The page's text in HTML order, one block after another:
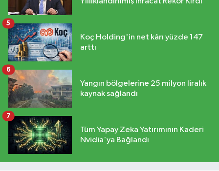
Koç Holding'in net kârı yüzde 147
arttı
5
Yangın bölgelerine 25 milyon liralık
kaynak sağlandı
6
Tüm Yapay Zeka Yatırımının Kaderi
Nvidia'ya Bağlandı
7